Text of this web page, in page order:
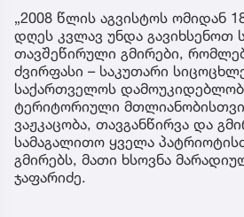
„2008 წლის აგვისტოს ომიდან
დღეს კვლავ უნდა გავიხსენოთ
თავშეწირული გმირები,
ძვირფასი – საკუთარი
საქართველოს
ტერიტორიული
ვაჟკაცობა, თავგანწირვა და
სამაგალითო ყველა
გმირებს, მათი ხსოვნა
ჯაფარიძე.